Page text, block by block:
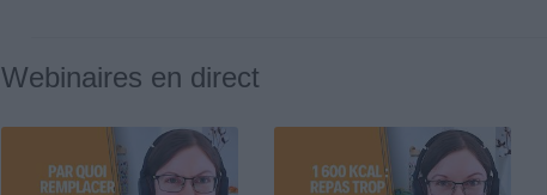
Webinaires en direct